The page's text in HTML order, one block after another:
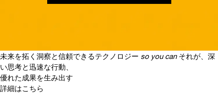
未来を拓く洞察と信頼できるテクノロジー so you can それが、深
い思考と迅速な行動、
優れた成果を生み出す
詳細はこちら